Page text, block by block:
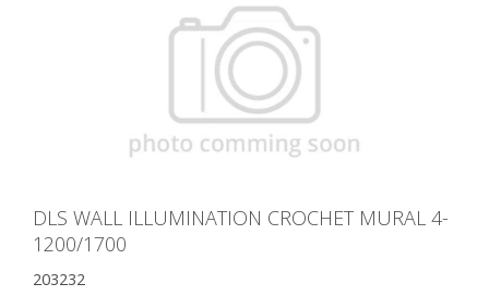
DLS WALL ILLUMINATION CROCHET MURAL 4-
1200/1700
203232